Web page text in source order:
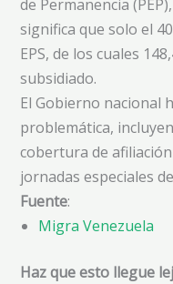
de Permanencia
significa que solo el
EPS, de los cuales
subsidiado.
El Gobierno nacional
problemática,
cobertura de
jornadas especiales
Fuente:
Migra Venezuela
Haz que esto llegue